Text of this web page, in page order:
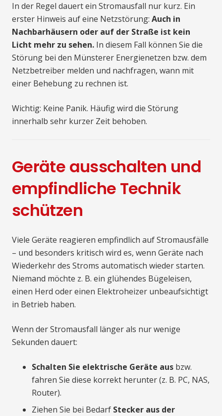
In der Regel dauert ein Stromausfall nur kurz. Ein
erster Hinweis auf eine Netzstörung: Auch in
Nachbarhäusern oder auf der Straße ist kein
Licht mehr zu sehen. In diesem Fall können Sie die
Störung bei den Münsterer Energienetzen bzw. dem
Netzbetreiber melden und nachfragen, wann mit
einer Behebung zu rechnen ist.
Wichtig: Keine Panik. Häufig wird die Störung
innerhalb sehr kurzer Zeit behoben.
Geräte ausschalten und
empfindliche Technik
schützen
Viele Geräte reagieren empfindlich auf Stromausfälle
– und besonders kritisch wird es, wenn Geräte nach
Wiederkehr des Stroms automatisch wieder starten.
Niemand möchte z. B. ein glühendes Bügeleisen,
einen Herd oder einen Elektroheizer unbeaufsichtigt
in Betrieb haben.
Wenn der Stromausfall länger als nur wenige
Sekunden dauert:
Schalten Sie elektrische Geräte aus bzw.
fahren Sie diese korrekt herunter (z. B. PC, NAS,
Router).
Ziehen Sie bei Bedarf Stecker aus der